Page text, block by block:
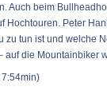
Auch beim
Hochtouren. Peter
zu tun ist und welche
auf die Mountainbiker
7:54min)